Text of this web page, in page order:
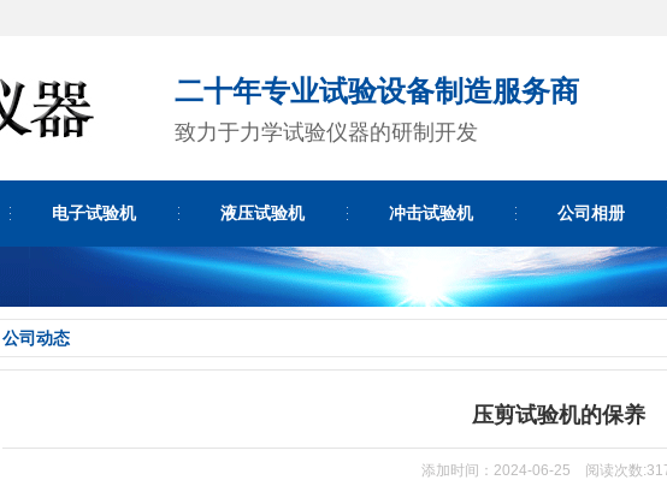
二十年专业试验设备制造服务商
致力于力学试验仪器的研制开发
电子试验机 液压试验机 冲击试验机 公司相册
公司动态
压剪试验机的保养
添加时间：2024-06-25 阅读次数